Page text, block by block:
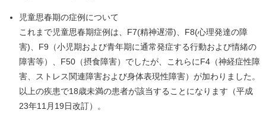
児童思春期の症例について
これまで児童思春期症例は、F7(精神遅滞)、F8(心理発達の障
害)、F9（小児期および青年期に通常発症する行動および情緒の
障害等）、F50（摂食障害）でしたが、これらにF4（神経症性障
害、ストレス関連障害および身体表現性障害）が加わりました。
以上の疾患で18歳未満の患者が該当することになります（平成
23年11月19日改訂）。